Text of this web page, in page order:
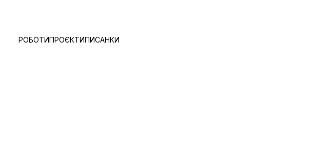
РОБОТИПРОЄКТИПИСАНКИ